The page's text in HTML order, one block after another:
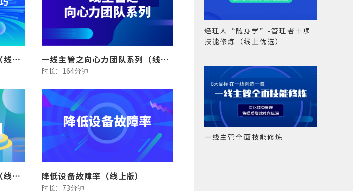
安全隐患排查服务实施技巧（线上版） 一线主管之向心力团队系列（线上版）
时长：164分钟
一线主管之效能型现场系列（线上版） 降低设备故障率（线上版）
时长：73分钟
经理人“随身学”-管理者十项
技能修炼（线上优选）
一线主管全面技能修炼